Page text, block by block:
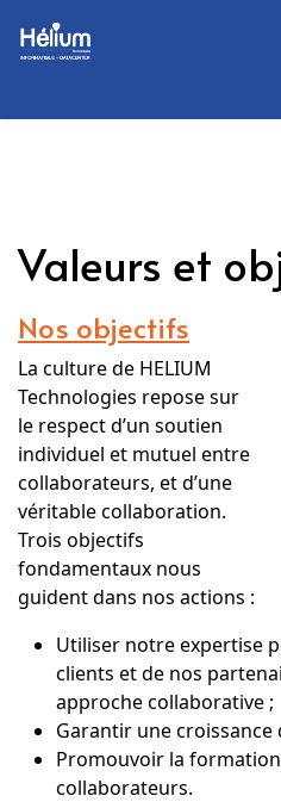
Valeurs et
Nos objectifs
La culture de HELIUM
Technologies repose sur
le respect d’un soutien
individuel et mutuel entre
collaborateurs, et d’une
véritable collaboration.
Trois objectifs
fondamentaux nous
guident dans nos actions :
Utiliser notre expertise
clients et de nos
approche collaborative ;
Garantir une
Promouvoir la
collaborateurs.